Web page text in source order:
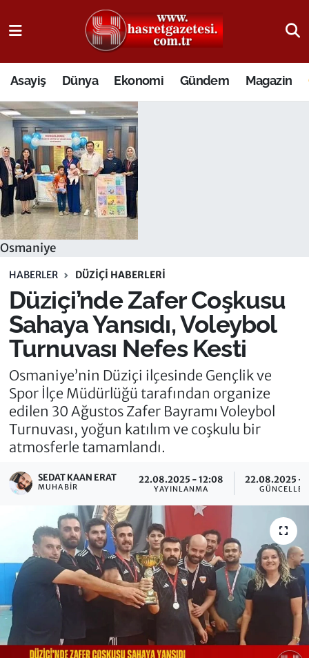
Asayiş Dünya Ekonomi Gündem Magazin
Osmaniye
HABERLER DÜZIÇI HABERLERI
Düziçi’nde Zafer Coşkusu
Sahaya Yansıdı, Voleybol
Turnuvası Nefes Kesti
Osmaniye’nin Düziçi ilçesinde Gençlik ve
Spor İlçe Müdürlüğü tarafından organize
edilen 30 Ağustos Zafer Bayramı Voleybol
Turnuvası, yoğun katılım ve coşkulu bir
atmosferle tamamlandı.
SEDAT KAAN ERAT
MUHABIR
22.08.2025 - 12:08
YAYINLANMA
22.08.2025 -
Osmaniye Nöbetçi Eczaneler
Osmaniye Hava Durumu
Osmaniye Trafik Yoğunluk Haritası
Süper Lig Puan Durumu ve Fikstür
Tüm Manşetler
Son Dakika Haberleri